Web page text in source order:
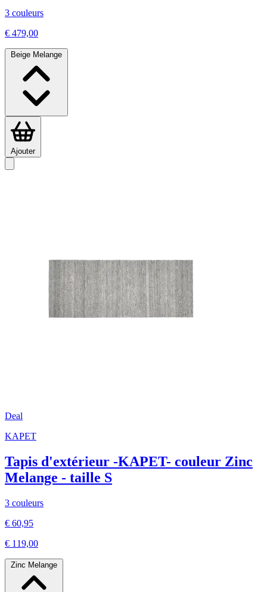
3 couleurs
€ 479,00
Beige Melange
Ajouter
Deal
KAPET
Tapis d'extérieur -KAPET- couleur Zinc
Melange - taille S
3 couleurs
€ 60,95
€ 119,00
Zinc Melange